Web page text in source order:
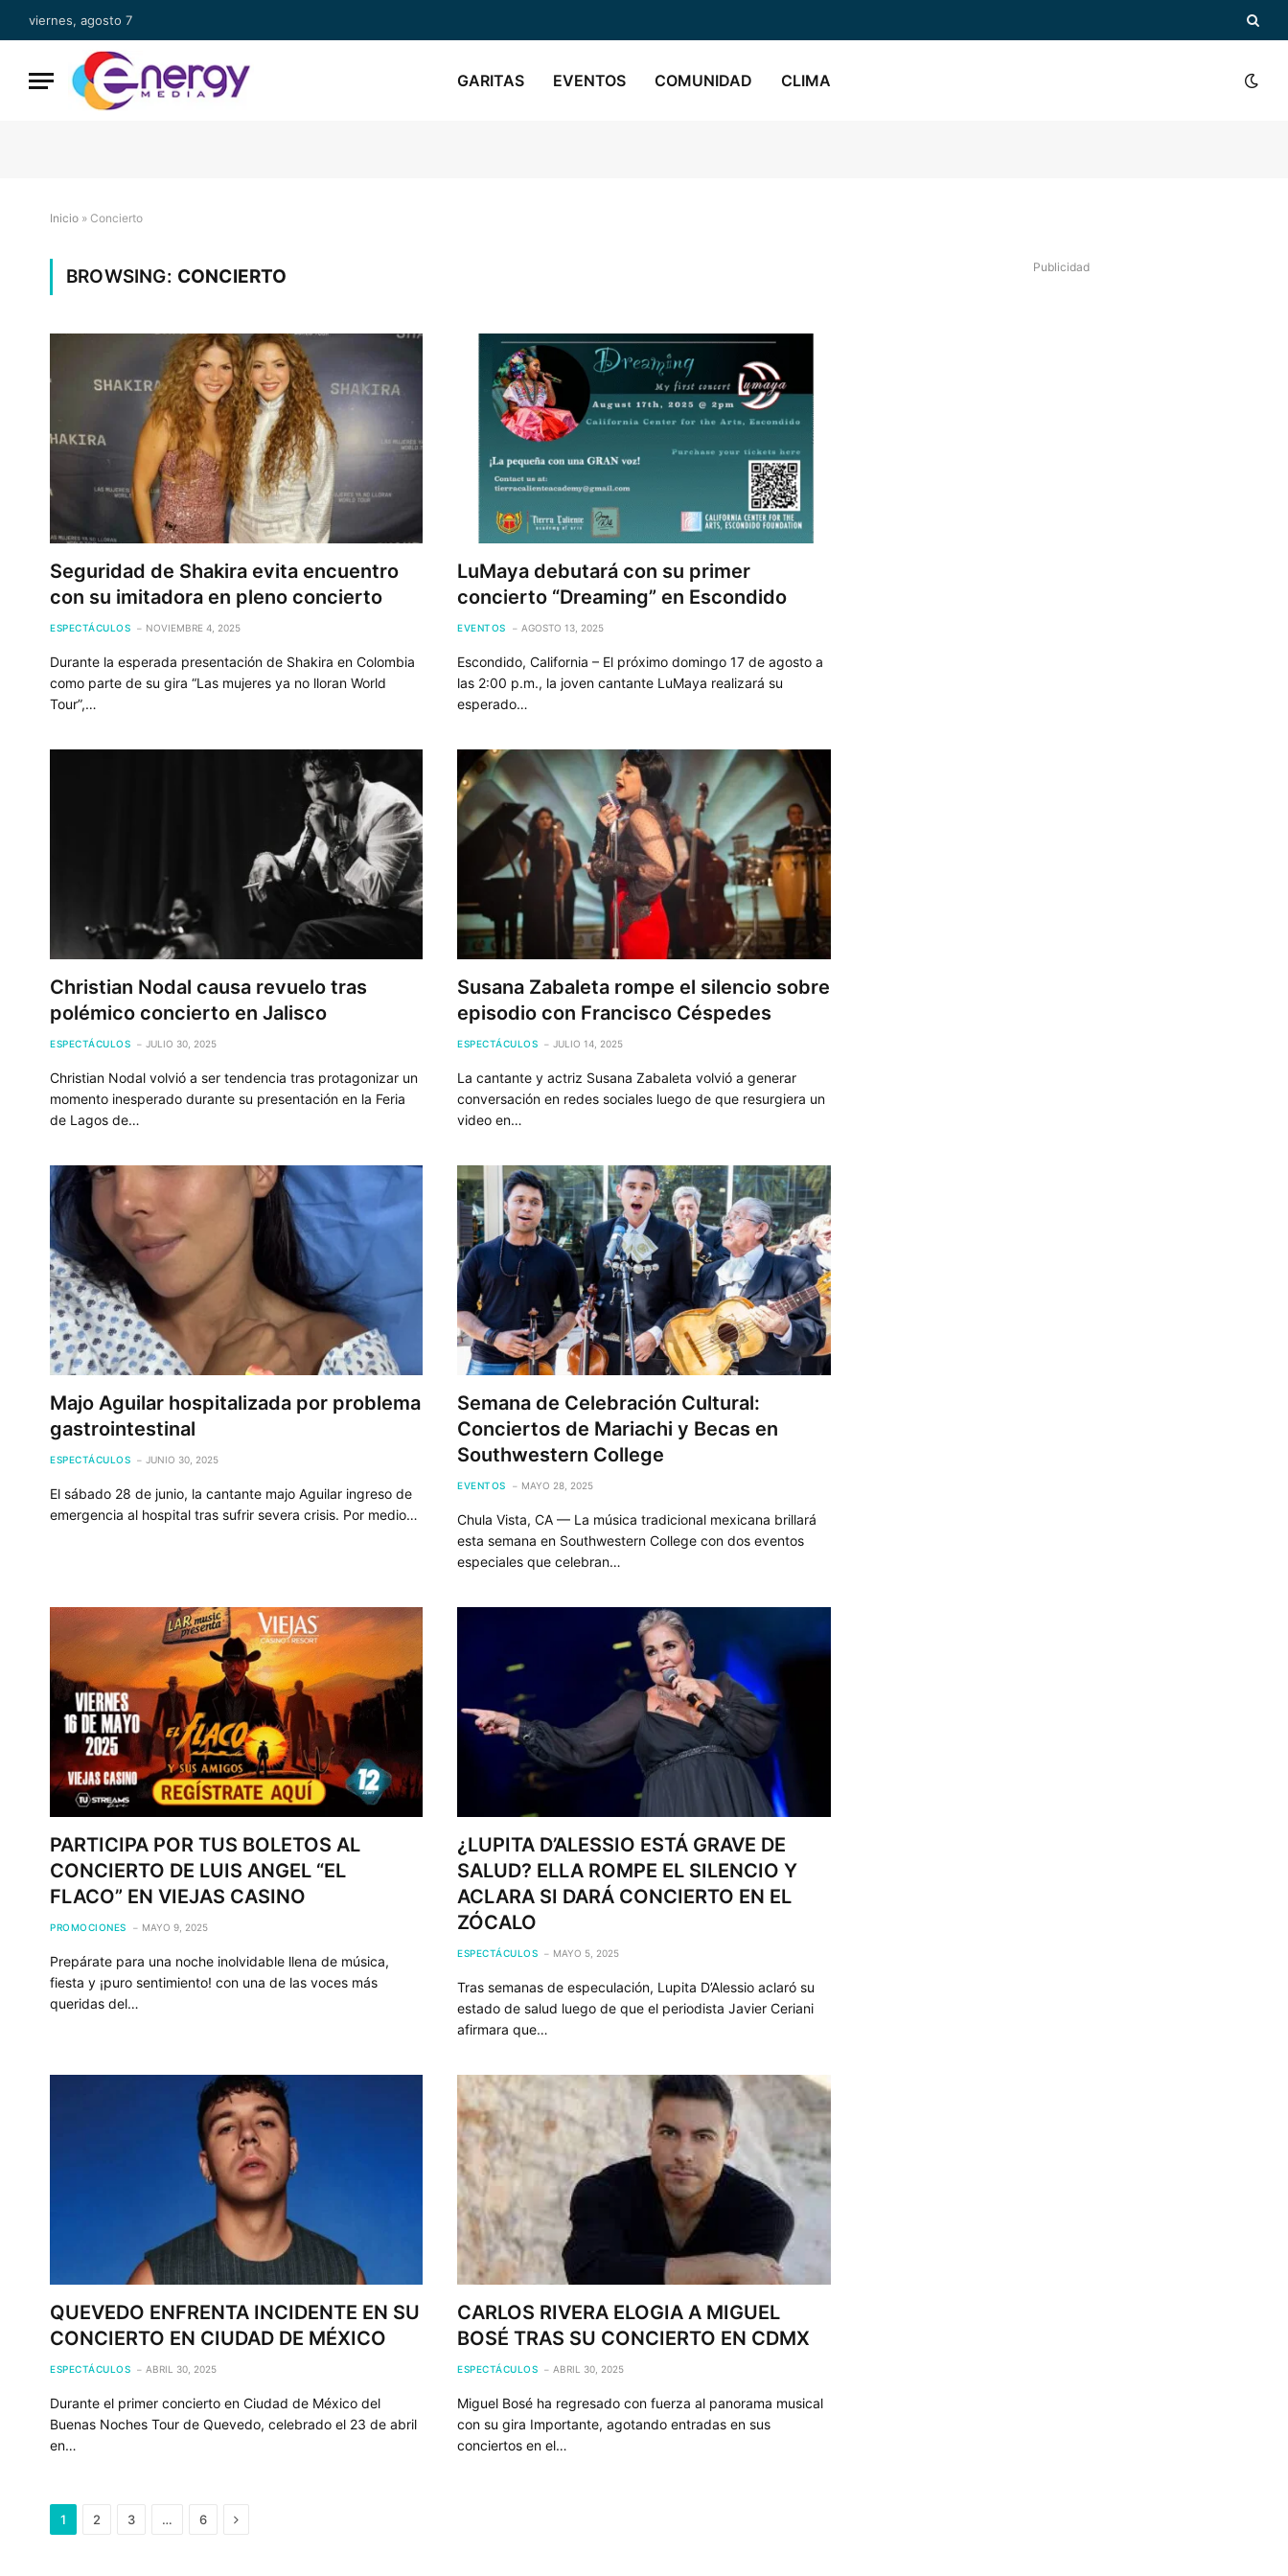
viernes, agosto 7
GARITAS EVENTOS COMUNIDAD CLIMA
Inicio » Concierto
BROWSING: CONCIERTO
Seguridad de Shakira evita encuentro
con su imitadora en pleno concierto
ESPECTÁCULOS NOVIEMBRE 4, 2025
Durante la esperada presentación de Shakira en Colombia
como parte de su gira “Las mujeres ya no lloran World
Tour”,…
LuMaya debutará con su primer
concierto “Dreaming” en Escondido
EVENTOS AGOSTO 13, 2025
Escondido, California – El próximo domingo 17 de agosto a
las 2:00 p.m., la joven cantante LuMaya realizará su
esperado…
Christian Nodal causa revuelo tras
polémico concierto en Jalisco
ESPECTÁCULOS JULIO 30, 2025
Christian Nodal volvió a ser tendencia tras protagonizar un
momento inesperado durante su presentación en la Feria
de Lagos de…
Susana Zabaleta rompe el silencio sobre
episodio con Francisco Céspedes
ESPECTÁCULOS JULIO 14, 2025
La cantante y actriz Susana Zabaleta volvió a generar
conversación en redes sociales luego de que resurgiera un
video en…
Majo Aguilar hospitalizada por problema
gastrointestinal
ESPECTÁCULOS JUNIO 30, 2025
El sábado 28 de junio, la cantante majo Aguilar ingreso de
emergencia al hospital tras sufrir severa crisis. Por medio…
Semana de Celebración Cultural:
Conciertos de Mariachi y Becas en
Southwestern College
EVENTOS MAYO 28, 2025
Chula Vista, CA — La música tradicional mexicana brillará
esta semana en Southwestern College con dos eventos
especiales que celebran…
PARTICIPA POR TUS BOLETOS AL
CONCIERTO DE LUIS ANGEL “EL
FLACO” EN VIEJAS CASINO
PROMOCIONES MAYO 9, 2025
Prepárate para una noche inolvidable llena de música,
fiesta y ¡puro sentimiento! con una de las voces más
queridas del…
¿LUPITA D’ALESSIO ESTÁ GRAVE DE
SALUD? ELLA ROMPE EL SILENCIO Y
ACLARA SI DARÁ CONCIERTO EN EL
ZÓCALO
ESPECTÁCULOS MAYO 5, 2025
Tras semanas de especulación, Lupita D’Alessio aclaró su
estado de salud luego de que el periodista Javier Ceriani
afirmara que…
QUEVEDO ENFRENTA INCIDENTE EN SU
CONCIERTO EN CIUDAD DE MÉXICO
ESPECTÁCULOS ABRIL 30, 2025
Durante el primer concierto en Ciudad de México del
Buenas Noches Tour de Quevedo, celebrado el 23 de abril
en…
CARLOS RIVERA ELOGIA A MIGUEL
BOSÉ TRAS SU CONCIERTO EN CDMX
ESPECTÁCULOS ABRIL 30, 2025
Miguel Bosé ha regresado con fuerza al panorama musical
con su gira Importante, agotando entradas en sus
conciertos en el…
1 2 3 … 6 Next
Publicidad